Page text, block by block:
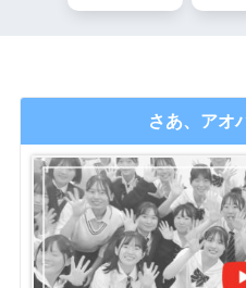
さあ、アオ